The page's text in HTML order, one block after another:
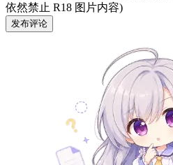
依然禁止 R18 图片内容)
发布评论